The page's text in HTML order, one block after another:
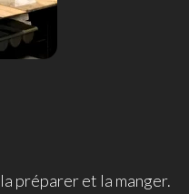
préparer et la manger.